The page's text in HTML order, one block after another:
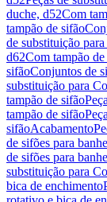
duche, d52Com
tampão de sifão
de substituição
d62Com tampão
sifãoConjuntos de
substituição para
tampão de sifão
tampão de sifão
sifãoAcabamento
de sifões para
de sifões para
substituição para
bica de enchimento